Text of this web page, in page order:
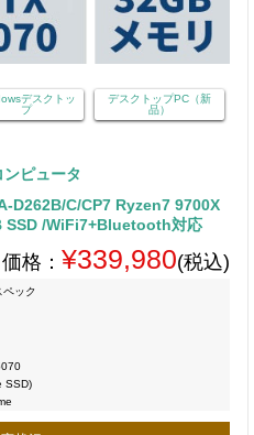
デスクトッ
プ
デスクトップPC（新
品）
ピュータ
D262B/C/CP7 Ryzen7 9700X
SSD /WiFi7+Bluetooth対応
格： ¥339,980(税込)
ペック
SSD)